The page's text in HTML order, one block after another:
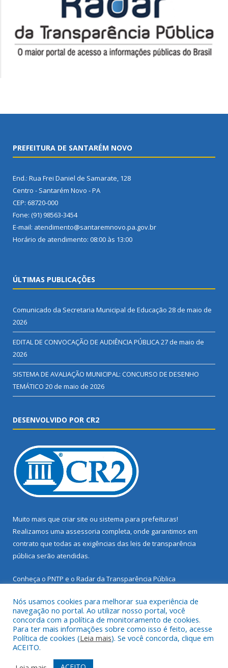
PREFEITURA DE SANTARÉM NOVO
End.: Rua Frei Daniel de Samarate, 128
Centro - Santarém Novo - PA
CEP: 68720-000
Fone: (91) 98563-3454
E-mail: atendimento@santaremnovo.pa.gov.br
Horário de atendimento: 08:00 às 13:00
ÚLTIMAS PUBLICAÇÕES
Comunicado da Secretaria Municipal de Educação 28 de maio de
2026
EDITAL DE CONVOCAÇÃO DE AUDIÊNCIA PÚBLICA27 de maio de
2026
SISTEMA DE AVALIAÇÃO MUNICIPAL: CONCURSO DE DESENHO
TEMÁTICO 20 de maio de 2026
DESENVOLVIDO POR CR2
Muito mais que criar site ou sistema para prefeituras!
Realizamos uma assessoria completa, onde garantimos em
contrato que todas as exigências das leis de transparência
pública serão atendidas.
Conheça o PNTP e o Radar da Transparência Pública
Todos os direitos reservados a Prefeitura Municipal de Santarém
Novo.
Mapa do Site Acessar Área Administrativa
Nós usamos cookies para melhorar sua experiência de
navegação no portal. Ao utilizar nosso portal, você
concorda com a política de monitoramento de cookies.
Para ter mais informações sobre como isso é feito, acesse
Política de cookies (Leia mais). Se você concorda, clique em
ACEITO.